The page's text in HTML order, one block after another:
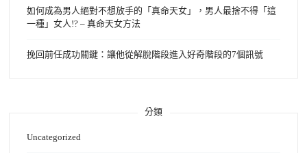
如何成為男人絕對不想放手的「真命天女」，男人最捨不得「這
一種」女人!? – 真命天女方法
挽回前任成功關鍵：讓他從解脫階段進入好奇階段的7個訊號
分類
Uncategorized